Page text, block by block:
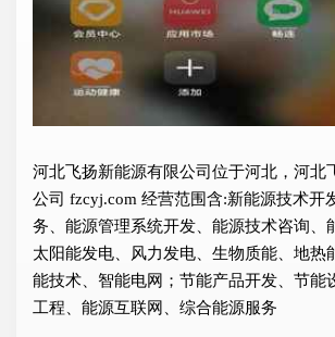
河北飞扬新能源有限公司位于河北，河北
公司 fzcyj.com 经营范围含:新能源技术开
务、能源管理系统开发、能源技术咨询、
太阳能发电、风力发电、生物质能、地热
能技术、智能电网；节能产品开发、节能
工程、能源互联网、综合能源服务